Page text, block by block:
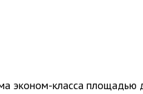
эконом-класса